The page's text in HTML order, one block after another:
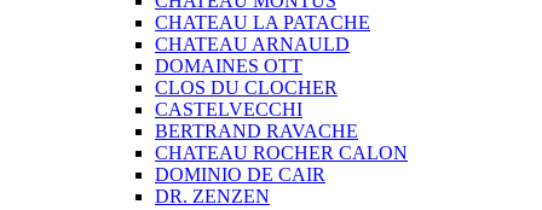
CHATEAU LA PATACHE
CHATEAU ARNAULD
DOMAINES OTT
CLOS DU CLOCHER
CASTELVECCHI
BERTRAND RAVACHE
CHATEAU ROCHER CALON
DOMINIO DE CAIR
DR. ZENZEN